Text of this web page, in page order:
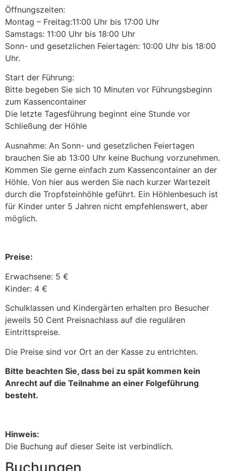
Öffnungszeiten:
Montag – Freitag:11:00 Uhr bis 17:00 Uhr
Samstags: 11:00 Uhr bis 18:00 Uhr
Sonn- und gesetzlichen Feiertagen: 10:00 Uhr bis 18:00
Uhr.
Start der Führung:
Bitte begeben Sie sich 10 Minuten vor Führungsbeginn
zum Kassencontainer
Die letzte Tagesführung beginnt eine Stunde vor
Schließung der Höhle
Ausnahme: An Sonn- und gesetzlichen Feiertagen
brauchen Sie ab 13:00 Uhr keine Buchung vorzunehmen.
Kommen Sie gerne einfach zum Kassencontainer an der
Höhle. Von hier aus werden Sie nach kurzer Wartezeit
durch die Tropfsteinhöhle geführt. Ein Höhlenbesuch ist
für Kinder unter 5 Jahren nicht empfehlenswert, aber
möglich.
Preise:
Erwachsene: 5 €
Kinder: 4 €
Schulklassen und Kindergärten erhalten pro Besucher
jeweils 50 Cent Preisnachlass auf die regulären
Eintrittspreise.
Die Preise sind vor Ort an der Kasse zu entrichten.
Bitte beachten Sie, dass bei zu spät kommen kein
Anrecht auf die Teilnahme an einer Folgeführung
besteht.
Hinweis:
Die Buchung auf dieser Seite ist verbindlich.
Buchungen